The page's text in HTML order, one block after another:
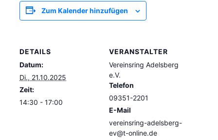
Zum Kalender hinzufügen
DETAILS
Datum:
Di., 21.10.2025
Zeit:
14:30 - 17:00
VERANSTALTER
Vereinsring Adelsberg
e.V.
Telefon
09351-2201
E-Mail
vereinsring-adelsberg-
ev@t-online.de